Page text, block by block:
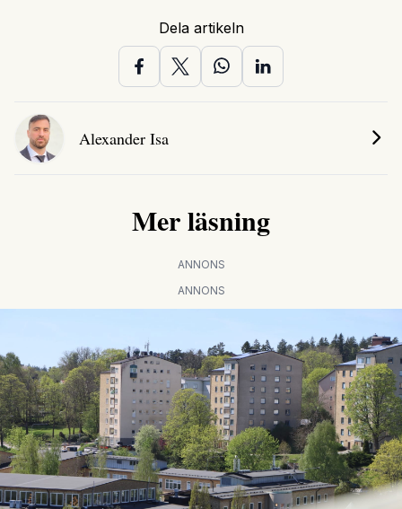
Dela artikeln
Alexander Isa
Mer läsning
ANNONS
ANNONS